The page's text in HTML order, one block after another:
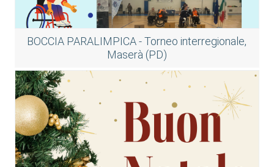
BOCCIA PARALIMPICA - Torneo interregionale,
Maserà (PD)